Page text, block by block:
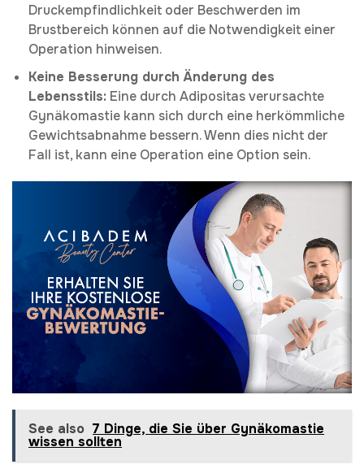
Druckempfindlichkeit oder Beschwerden im
Brustbereich können auf die Notwendigkeit einer
Operation hinweisen.
Keine Besserung durch Änderung des
Lebensstils: Eine durch Adipositas verursachte
Gynäkomastie kann sich durch eine herkömmliche
Gewichtsabnahme bessern. Wenn dies nicht der
Fall ist, kann eine Operation eine Option sein.
See also 7 Dinge, die Sie über Gynäkomastie
wissen sollten